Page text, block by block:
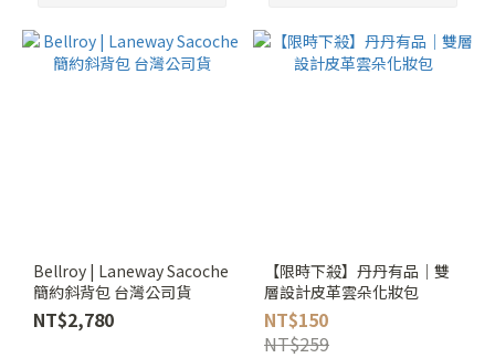
Bellroy | Laneway Sacoche
簡約斜背包 台灣公司貨
NT$2,780
【限時下殺】丹丹有品｜雙
層設計皮革雲朵化妝包
NT$150
NT$259